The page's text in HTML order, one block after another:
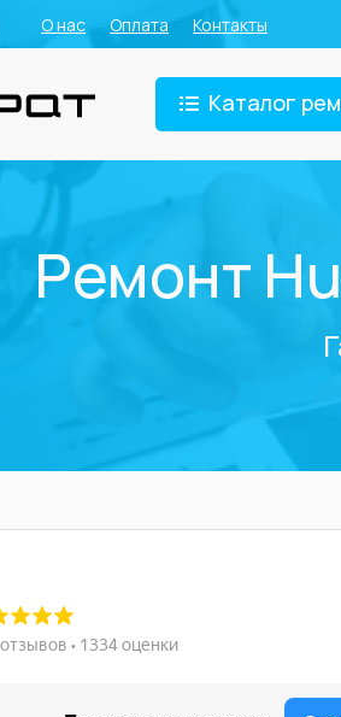
О нас Оплата Контакты
Каталог
Ремонт